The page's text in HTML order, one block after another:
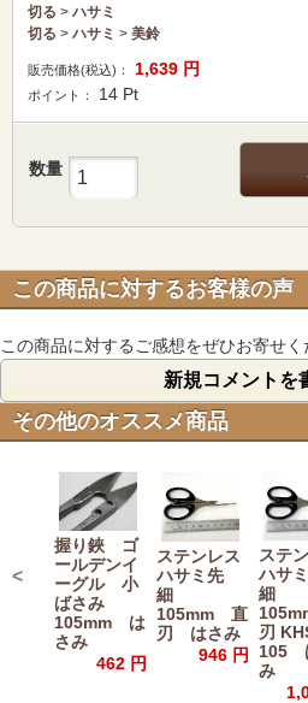
切る > ハサミ
切る > ハサミ > 美鈴
販売価格(税込)： 1,639 円
ポイント： 14 Pt
数量
この商品に対するお客様の声
この商品に対するご感想をぜひお寄せく
新規コメントを
その他のオススメ商品
握り鋏 ゴ
ールデンイ
ーグル 小
ばさみ
105mm は
さみ
462 円
ステンレス
ハサミ先
細
105mm 直
刃 はさみ
946 円
ステ
ハサ
細
刃
105
み
<